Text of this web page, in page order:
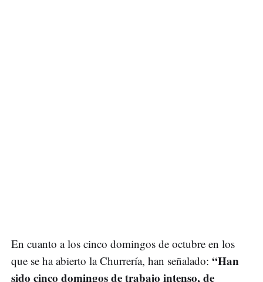
En cuanto a los cinco domingos de octubre en los
que se ha abierto la Churrería, han señalado: “Han
sido cinco domingos de trabajo intenso, de